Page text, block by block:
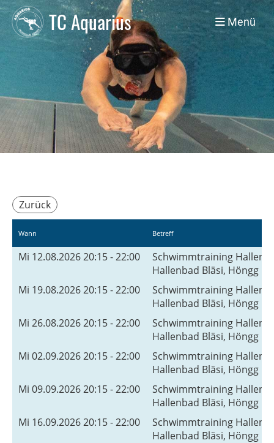
TC Aquarius Menü
Zurück
Wann Betreff
Mi 12.08.2026 20:15 - 22:00
Schwimmtraining
Hallenbad Bläsi, Höngg
Mi 19.08.2026 20:15 - 22:00
Schwimmtraining
Hallenbad Bläsi, Höngg
Mi 26.08.2026 20:15 - 22:00
Schwimmtraining
Hallenbad Bläsi, Höngg
Mi 02.09.2026 20:15 - 22:00
Schwimmtraining
Hallenbad Bläsi, Höngg
Mi 09.09.2026 20:15 - 22:00
Schwimmtraining
Hallenbad Bläsi, Höngg
Mi 16.09.2026 20:15 - 22:00
Schwimmtraining
Hallenbad Bläsi, Höngg